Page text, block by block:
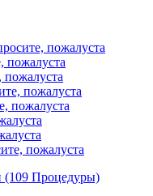
пожалуста
пожалуста
пожалуста
пожалуста
пожалуста
пожалуста
(109 Процедуры)